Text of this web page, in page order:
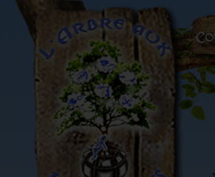
L'Arbre aux 100.000 Rêves